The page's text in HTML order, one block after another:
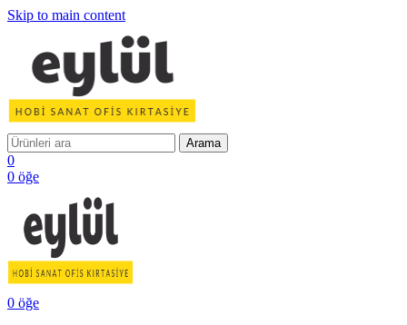
Skip to main content
Arama
0
0 öğe
0 öğe